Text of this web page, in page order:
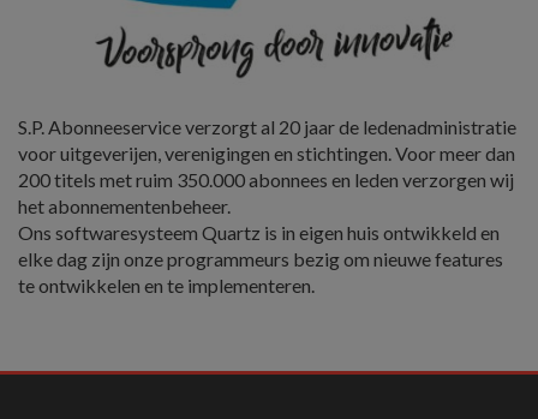
S.P. Abonneeservice verzorgt al 20 jaar de ledenadministratie
voor uitgeverijen, verenigingen en stichtingen. Voor meer dan
200 titels met ruim 350.000 abonnees en leden verzorgen wij
het abonnementenbeheer.
Ons softwaresysteem Quartz is in eigen huis ontwikkeld en
elke dag zijn onze programmeurs bezig om nieuwe features
te ontwikkelen en te implementeren.